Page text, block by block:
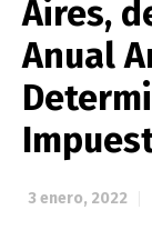
Aires,
Anual
3 enero, 2022